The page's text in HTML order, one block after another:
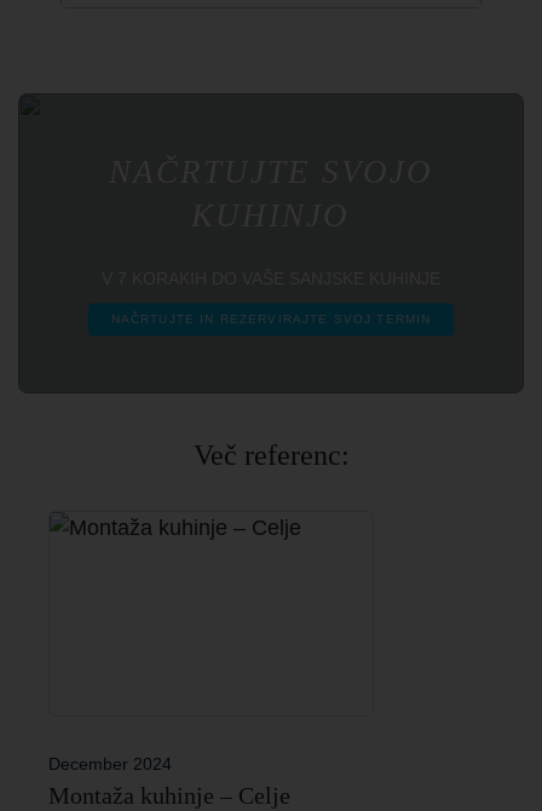
NAČRTUJTE IN REZERVIRAJTE SVOJ TERMIN
Več referenc:
December 2024
Montaža kuhinje – Celje